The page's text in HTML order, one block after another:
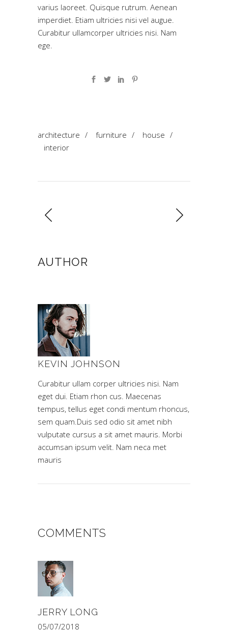
varius laoreet. Quisque rutrum. Aenean
imperdiet. Etiam ultricies nisi vel augue.
Curabitur ullamcorper ultricies nisi. Nam
ege.
architecture / furniture / house /
interior
AUTHOR
KEVIN JOHNSON
Curabitur ullam corper ultricies nisi. Nam
eget dui. Etiam rhon cus. Maecenas
tempus, tellus eget condi mentum rhoncus,
sem quam.Duis sed odio sit amet nibh
vulputate cursus a sit amet mauris. Morbi
accumsan ipsum velit. Nam neca met
mauris
COMMENTS
JERRY LONG
05/07/2018